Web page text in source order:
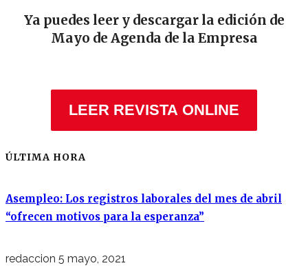
Ya puedes leer y descargar la edición de
Mayo de Agenda de la Empresa
LEER REVISTA ONLINE
ÚLTIMA HORA
Asempleo: Los registros laborales del mes de abril
“ofrecen motivos para la esperanza”
redaccion 5 mayo, 2021